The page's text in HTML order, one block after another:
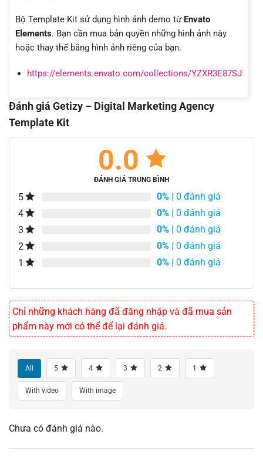
Bộ Template Kit sử dụng hình ảnh demo từ Envato
Elements. Bạn cần mua bản quyền những hình ảnh này
hoặc thay thế bằng hình ảnh riêng của bạn.
https://elements.envato.com/collections/YZXR3E87SJ
Đánh giá Getizy – Digital Marketing Agency
Template Kit
0.0
ĐÁNH GIÁ TRUNG BÌNH
5 0% | 0 đánh giá
4
0% | 0 đánh giá
3
0% | 0 đánh giá
2
0% | 0 đánh giá
1
0% | 0 đánh giá
Chỉ những khách hàng đã đăng nhập và đã mua sản
phẩm này mới có thể để lại đánh giá.
All 5 4 3 2 1
With video With image
Chưa có đánh giá nào.